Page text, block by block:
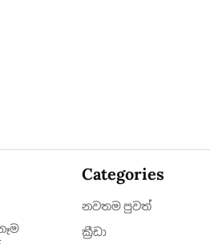
Categories
නවතම පුවත්
ක්‍රී​ඩා